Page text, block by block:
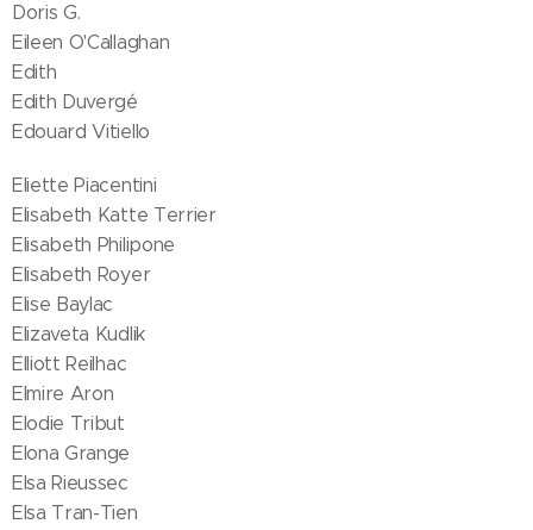
Doris G.
Eileen O'Callaghan
Edith
Edith Duvergé
Edouard Vitiello
Eliette Piacentini
Elisabeth Katte Terrier
Elisabeth Philipone
Elisabeth Royer
Elise Baylac
Elizaveta Kudlik
Elliott Reilhac
Elmire Aron
Elodie Tribut
Elona Grange
Elsa Rieussec
Elsa Tran-Tien